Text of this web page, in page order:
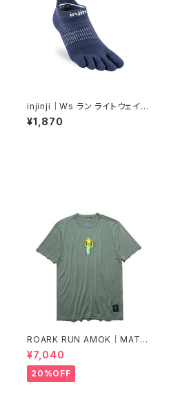
injinji｜Ws ラン ライトウェイト
ノーショー（ネイビー）
¥1,870
ROARK RUN AMOK｜MATHI
S CORE SS col.FOREST
¥7,040
20%OFF